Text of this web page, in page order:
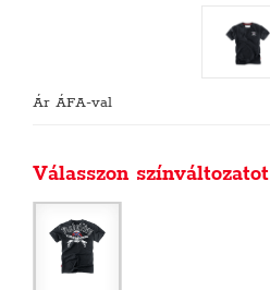
Ár ÁFA-val
Válasszon színváltozatot